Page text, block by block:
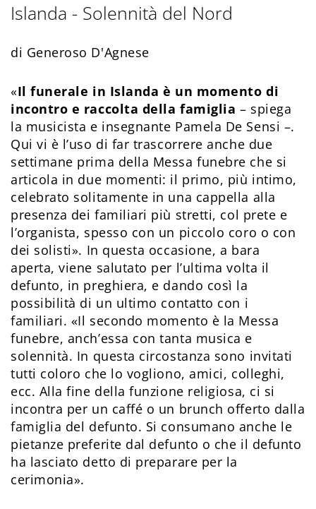
Islanda - Solennità del Nord
di Generoso D'Agnese
«Il funerale in Islanda è un momento di
incontro e raccolta della famiglia – spiega
la musicista e insegnante Pamela De Sensi –.
Qui vi è l’uso di far trascorrere anche due
settimane prima della Messa funebre che si
articola in due momenti: il primo, più intimo,
celebrato solitamente in una cappella alla
presenza dei familiari più stretti, col prete e
l’organista, spesso con un piccolo coro o con
dei solisti». In questa occasione, a bara
aperta, viene salutato per l’ultima volta il
defunto, in preghiera, e dando così la
possibilità di un ultimo contatto con i
familiari. «Il secondo momento è la Messa
funebre, anch’essa con tanta musica e
solennità. In questa circostanza sono invitati
tutti coloro che lo vogliono, amici, colleghi,
ecc. Alla fine della funzione religiosa, ci si
incontra per un caffé o un brunch offerto dalla
famiglia del defunto. Si consumano anche le
pietanze preferite dal defunto o che il defunto
ha lasciato detto di preparare per la
cerimonia».